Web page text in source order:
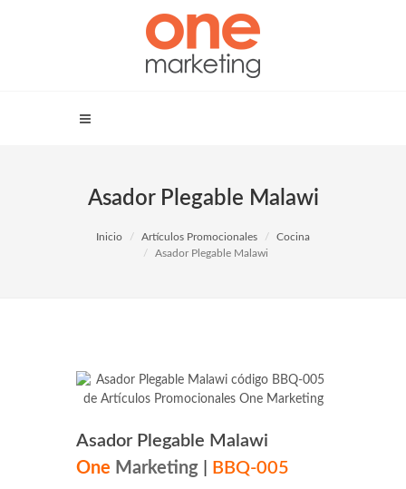
Asador Plegable Malawi
Inicio Artículos Promocionales
Cocina
Asador Plegable Malawi
Asador Plegable Malawi
One Marketing BBQ-005